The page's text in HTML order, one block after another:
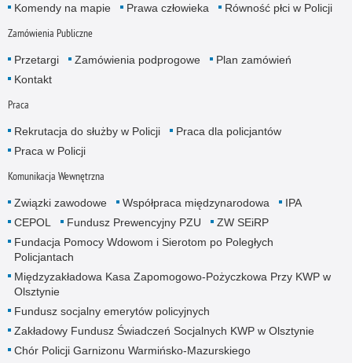
Komendy na mapie
Prawa człowieka Równość płci w Policji
Zamówienia Publiczne
Przetargi Zamówienia podprogowe
Plan zamówień
Kontakt
Praca
Rekrutacja do służby w Policji
Praca dla policjantów
Praca w Policji
Komunikacja Wewnętrzna
Związki zawodowe Współpraca międzynarodowa
IPA
CEPOL
Fundusz Prewencyjny PZU
ZW SEiRP
Fundacja Pomocy Wdowom i Sierotom po Poległych
Policjantach
Międzyzakładowa Kasa Zapomogowo-Pożyczkowa Przy KWP w
Olsztynie
Fundusz socjalny emerytów policyjnych
Zakładowy Fundusz Świadczeń Socjalnych KWP w Olsztynie
Chór Policji Garnizonu Warmińsko-Mazurskiego